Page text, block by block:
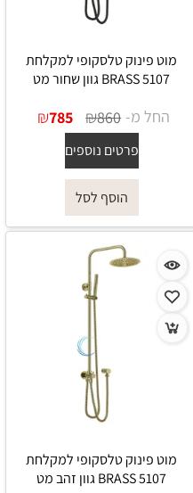
מוט פינוק טלסקופי למקלחת
5107 BRASS גוון שחור מט
החל מ- ₪860
₪785
פרטים נוספים
הוסף לסל
מוט פינוק טלסקופי למקלחת
5107 BRASS גוון זהב מט